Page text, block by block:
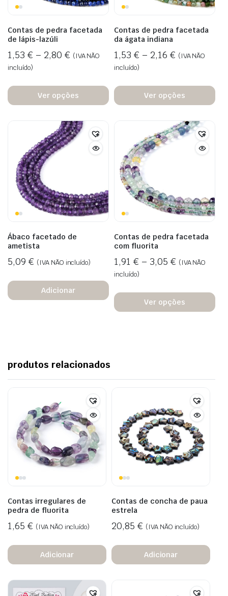
Contas de pedra facetada
de lápis-lazúli
1,53 € – 2,80 € (IVA NÃO
incluído)
Ver opções
Contas de pedra facetada
da ágata indiana
1,53 € – 2,16 € (IVA NÃO
incluído)
Ver opções
Ábaco facetado de
ametista
5,09 € (IVA NÃO incluído)
Adicionar
Contas de pedra facetada
com fluorita
1,91 € – 3,05 € (IVA NÃO
incluído)
Ver opções
produtos relacionados
Contas irregulares de
pedra de fluorita
1,65 € (IVA NÃO incluído)
Adicionar
Contas de concha de paua
estrela
20,85 € (IVA NÃO incluído)
Adicionar